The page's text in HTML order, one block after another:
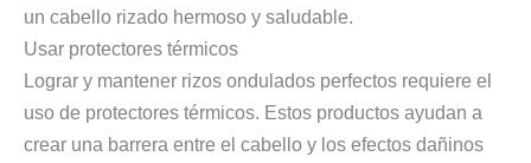
un cabello rizado hermoso y saludable.
Usar protectores térmicos
Lograr y mantener rizos ondulados perfectos requiere el
uso de protectores térmicos. Estos productos ayudan a
crear una barrera entre el cabello y los efectos dañinos